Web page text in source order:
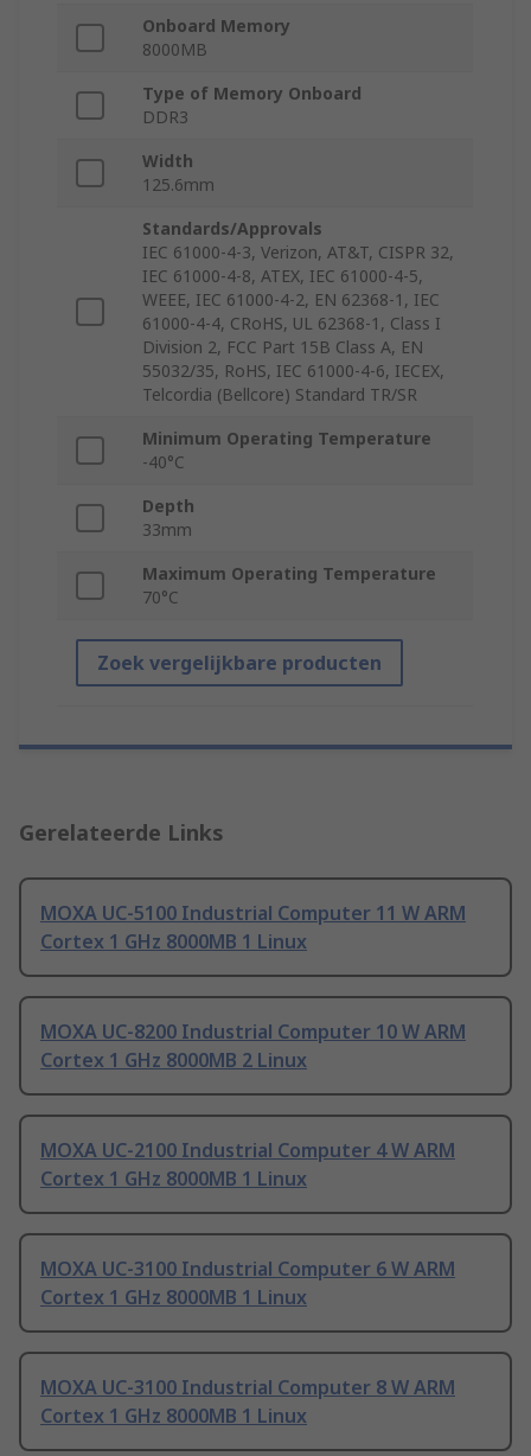
Onboard Memory
8000MB
Type of Memory Onboard
DDR3
Width
125.6mm
Standards/Approvals
IEC 61000-4-3, Verizon, AT&T, CISPR 32,
IEC 61000-4-8, ATEX, IEC 61000-4-5,
WEEE, IEC 61000-4-2, EN 62368-1, IEC
61000-4-4, CRoHS, UL 62368-1, Class I
Division 2, FCC Part 15B Class A, EN
55032/35, RoHS, IEC 61000-4-6, IECEX,
Telcordia (Bellcore) Standard TR/SR
Minimum Operating Temperature
-40°C
Depth
33mm
Maximum Operating Temperature
70°C
Zoek vergelijkbare producten
Gerelateerde Links
MOXA UC-5100 Industrial Computer 11 W ARM
Cortex 1 GHz 8000MB 1 Linux
MOXA UC-8200 Industrial Computer 10 W ARM
Cortex 1 GHz 8000MB 2 Linux
MOXA UC-2100 Industrial Computer 4 W ARM
Cortex 1 GHz 8000MB 1 Linux
MOXA UC-3100 Industrial Computer 6 W ARM
Cortex 1 GHz 8000MB 1 Linux
MOXA UC-3100 Industrial Computer 8 W ARM
Cortex 1 GHz 8000MB 1 Linux